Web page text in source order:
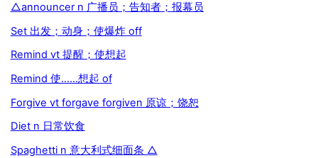
△announcer n 广播员；告知者；报幕员
Set 出发；动身；使爆炸 off
Remind vt 提醒；使想起
Remind 使……想起 of
Forgive vt forgave forgiven 原谅；饶恕
Diet n 日常饮食
Spaghetti n 意大利式细面条 △